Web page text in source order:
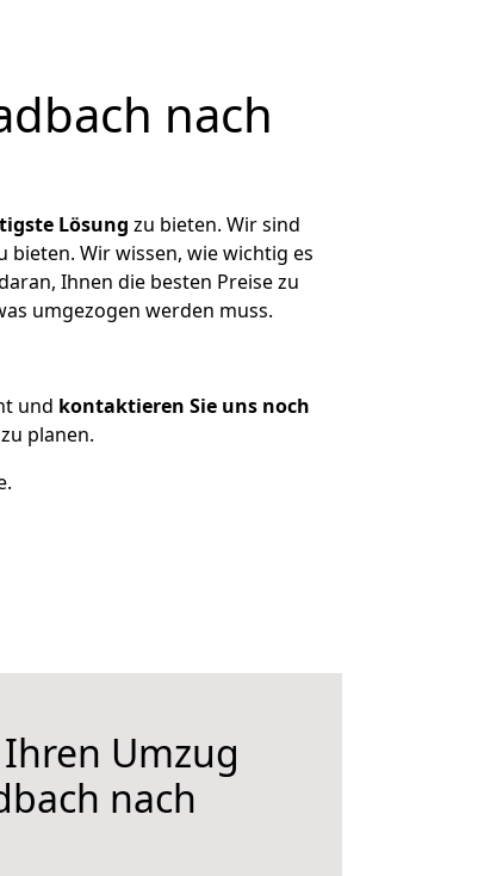
nach
Lösung zu bieten. Wir sind
bieten. Wir wissen, wie wichtig es
Ihnen die besten Preise zu
umgezogen werden muss.
und kontaktieren Sie uns noch
planen.
Umzug
nach